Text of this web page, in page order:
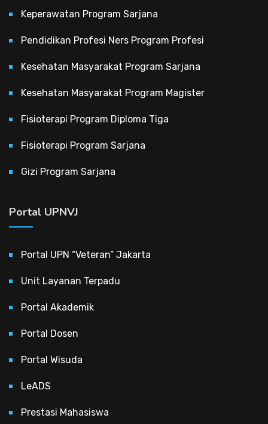
Keperawatan Program Sarjana
Pendidikan Profesi Ners Program Profesi
Kesehatan Masyarakat Program Sarjana
Kesehatan Masyarakat Program Magister
Fisioterapi Program Diploma Tiga
Fisioterapi Program Sarjana
Gizi Program Sarjana
Portal UPNVJ
Portal UPN “Veteran” Jakarta
Unit Layanan Terpadu
Portal Akademik
Portal Dosen
Portal Wisuda
LeADS
Prestasi Mahasiswa